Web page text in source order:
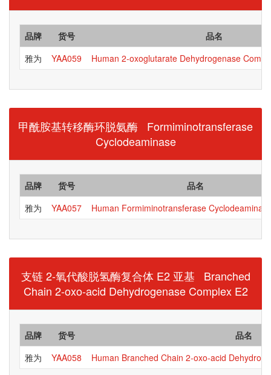
品牌 货号
品名
雅为
YAA059 Human 2-oxoglutarate Dehydrogenase
甲酰胺基转移酶环脱氨酶 Formiminotransferase
Cyclodeaminase
品牌 货号
品名
雅为
YAA057 Human Formiminotransferase
支链 2-氧代酸脱氢酶复合体 E2 亚基 Branched
Chain 2-oxo-acid Dehydrogenase Complex E2
品牌 货号
品名
雅为
YAA058 Human Branched Chain 2-oxo-acid